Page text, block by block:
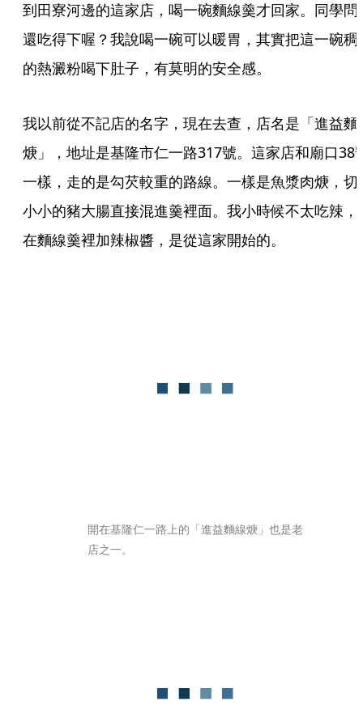
到田寮河邊的這家店，喝一碗麵線羹才回家。同學問
還吃得下喔？我說喝一碗可以暖胃，其實把這一碗稠
的熱澱粉喝下肚子，有莫明的安全感。
我以前從不記店的名字，現在去查，店名是「進益麵
焿」，地址是基隆市仁一路317號。這家店和廟口38
一樣，走的是勾芡較重的路線。一樣是魚漿肉焿，切
小小的豬大腸直接混進羹裡面。我小時候不太吃辣，
在麵線羹裡加辣椒醬，是從這家開始的。
開在基隆仁一路上的「進益麵線焿」也是老
店之一。